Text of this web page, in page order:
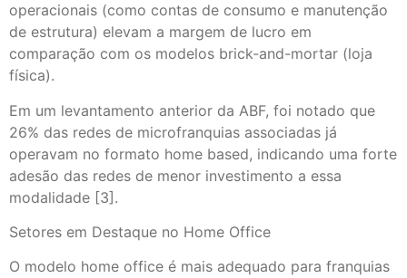
operacionais (como contas de consumo e manutenção
de estrutura) elevam a margem de lucro em
comparação com os modelos brick-and-mortar (loja
física).
Em um levantamento anterior da ABF, foi notado que
26% das redes de microfranquias associadas já
operavam no formato home based, indicando uma forte
adesão das redes de menor investimento a essa
modalidade [3].
Setores em Destaque no Home Office
O modelo home office é mais adequado para franquias